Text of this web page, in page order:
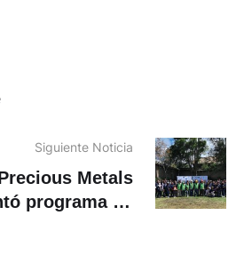
Siguiente Noticia
Metals
programa de